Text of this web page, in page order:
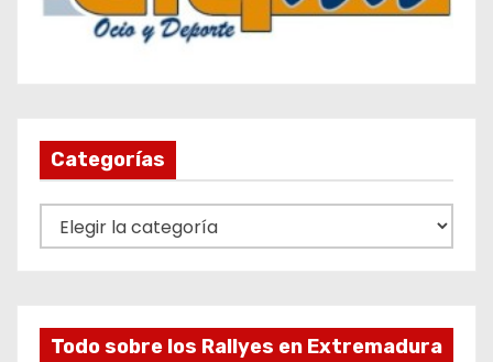
Categorías
a
Todo sobre los Rallyes en Extremadura